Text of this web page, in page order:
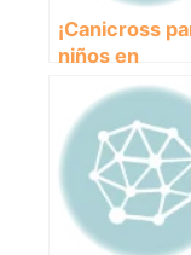
¡Canicross
niños en
Barcelona:
Eventos
deportivos
divertidos
toda la